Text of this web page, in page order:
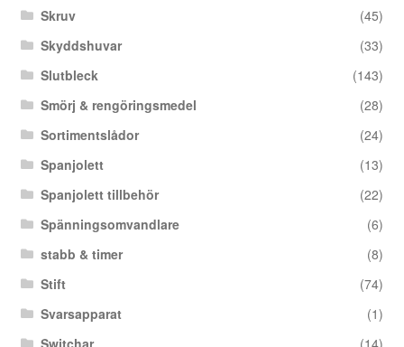
Skruv
(45)
Skyddshuvar
(33)
Slutbleck
(143)
Smörj & rengöringsmedel
(28)
Sortimentslådor
(24)
Spanjolett
(13)
Spanjolett tillbehör
(22)
Spänningsomvandlare
(6)
stabb & timer
(8)
Stift
(74)
Svarsapparat
(1)